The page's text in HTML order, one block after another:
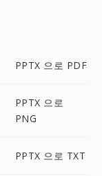
PPTX 으로 PDF
PPTX 으로
PNG
PPTX 으로 TXT